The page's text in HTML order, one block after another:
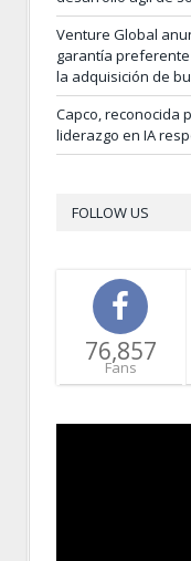
Venture Global
garantía
la adquisición de
Capco, reconocida
liderazgo en IA
FOLLOW US
76,857
Fans